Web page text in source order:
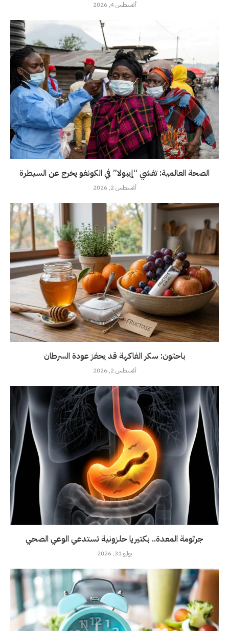
أغسطس 4, 2026
الصحة العالمية: تفشي “إيبولا” في الكونغو يخرج عن السيطرة
أغسطس 2, 2026
باحثون: سكر الفاكهة قد يحفز عودة السرطان
أغسطس 2, 2026
جرثومة المعدة.. بكتيريا حلزونية تستدعي الوعي الصحي
يوليو 31, 2026